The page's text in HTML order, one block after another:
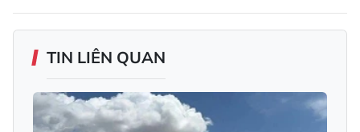
TIN LIÊN QUAN